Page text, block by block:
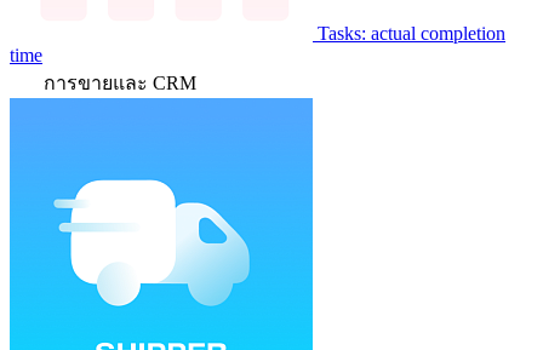
Tasks: actual completion
time
การขายและ CRM